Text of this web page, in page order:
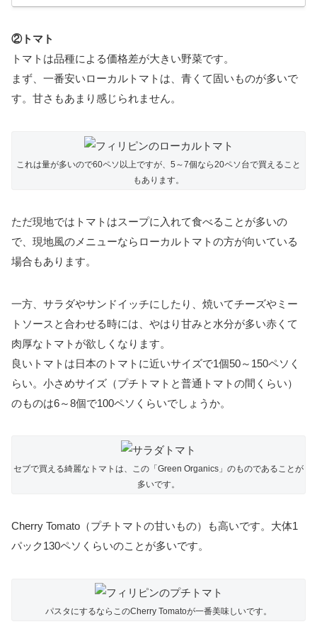
②トマト
トマトは品種による価格差が大きい野菜です。
まず、一番安いローカルトマトは、青くて固いものが多いで
す。甘さもあまり感じられません。
これは量が多いので60ペソ以上ですが、5～7個なら20ペソ台で買えること
もあります。
ただ現地ではトマトはスープに入れて食べることが多いの
で、現地風のメニューならローカルトマトの方が向いている
場合もあります。
一方、サラダやサンドイッチにしたり、焼いてチーズやミー
トソースと合わせる時には、やはり甘みと水分が多い赤くて
肉厚なトマトが欲しくなります。
良いトマトは日本のトマトに近いサイズで1個50～150ペソく
らい。小さめサイズ（プチトマトと普通トマトの間くらい）
のものは6～8個で100ペソくらいでしょうか。
セブで買える綺麗なトマトは、この「Green Organics」のものであることが
多いです。
Cherry Tomato（プチトマトの甘いもの）も高いです。大体1
パック130ペソくらいのことが多いです。
パスタにするならこのCherry Tomatoが一番美味しいです。